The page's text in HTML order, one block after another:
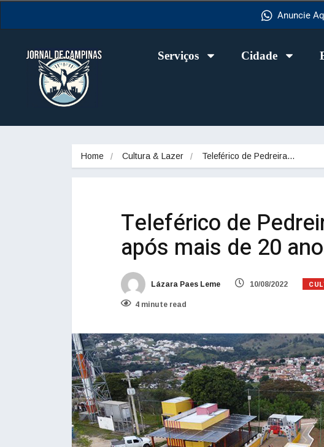
Anuncie
Serviços Cidade
Home Cultura & Lazer Teleférico de Pedreira…
Teleférico de
após mais de 20
Lázara Paes Leme 10/08/2022
4 minute read